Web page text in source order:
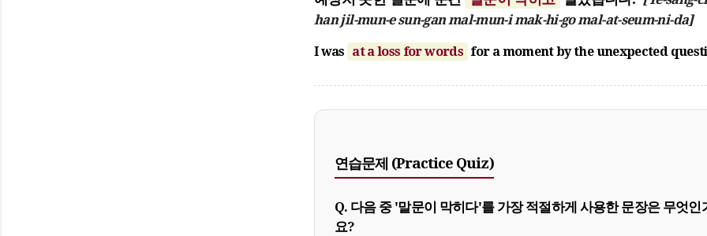
han jil-mun-e sun-gan mal-mun-i mak-hi-go mal-at-seum-ni-da]
I was at a loss for words for a moment by the unexpected
연습문제 (Practice Quiz)
Q. 다음 중 '말문이 막히다'를 가장 적절하게 사용한 문장은 무엇인
요?